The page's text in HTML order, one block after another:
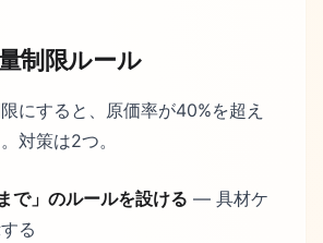
制限ルール
にすると、原価率が40%を超え
対策は2つ。
で」のルールを設ける — 具材ケ
る